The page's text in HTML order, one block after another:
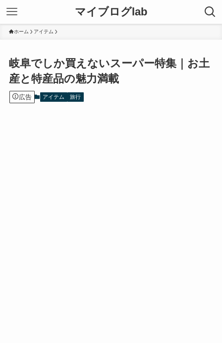
マイブログlab
ホーム アイテム
岐阜でしか買えないスーパー特集｜お土
産と特産品の魅力満載
広告 アイテム 旅行